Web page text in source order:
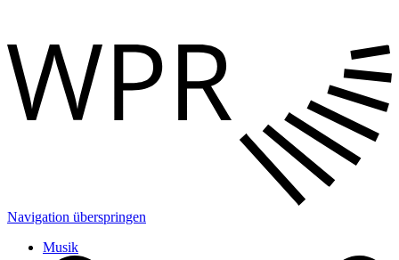
Navigation überspringen
Musik